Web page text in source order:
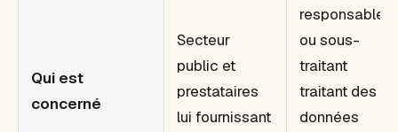
Qui est
concerné
Secteur
public et
prestataires
lui fournissant
responsable
ou sous-
traitant
traitant des
données